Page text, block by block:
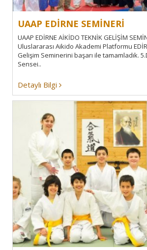
UAAP EDİRNE SEMİNERİ
UAAP EDİRNE AİKİDO TEKNİK GELİŞİM
Uluslararası Aikido Akademi Platformu
Gelişim Seminerini başarı ile tamamladık.
Sensei..
Detaylı Bilgi